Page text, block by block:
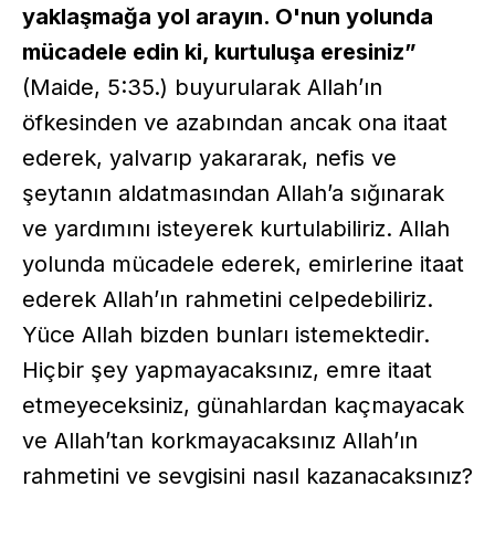
yaklaşmağa yol arayın. O'nun yolunda
mücadele edin ki, kurtuluşa eresiniz”
(Maide, 5:35.) buyurularak Allah’ın
öfkesinden ve azabından ancak ona itaat
ederek, yalvarıp yakararak, nefis ve
şeytanın aldatmasından Allah’a sığınarak
ve yardımını isteyerek kurtulabiliriz. Allah
yolunda mücadele ederek, emirlerine itaat
ederek Allah’ın rahmetini celpedebiliriz.
Yüce Allah bizden bunları istemektedir.
Hiçbir şey yapmayacaksınız, emre itaat
etmeyeceksiniz, günahlardan kaçmayacak
ve Allah’tan korkmayacaksınız Allah’ın
rahmetini ve sevgisini nasıl kazanacaksınız?